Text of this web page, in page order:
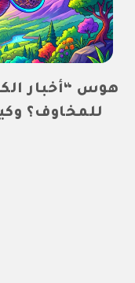
هوس “أخبار
للمخاوف؟